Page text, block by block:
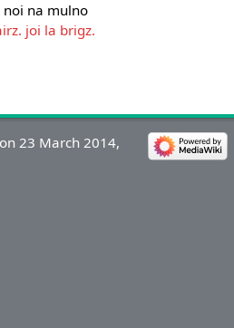
noi na mulno
joi la brigz.
23 March 2014,